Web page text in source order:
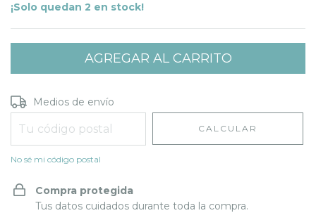
¡Solo quedan 2 en stock!
Entregas para el CP:
Medios de envío
CALCULAR
No sé mi código postal
Compra protegida
Tus datos cuidados durante toda la compra.